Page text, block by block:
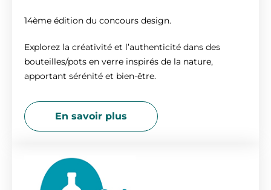
14ème édition du concours design.
Explorez la créativité et l’authenticité dans des
bouteilles/pots en verre inspirés de la nature,
apportant sérénité et bien-être.
En savoir plus